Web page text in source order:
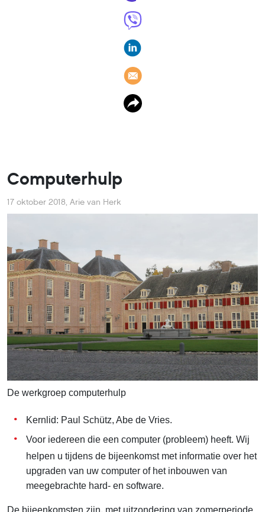
Computerhulp
17 oktober 2018, Arie van Herk
De werkgroep computerhulp
Kernlid: Paul Schütz, Abe de Vries.
Voor iedereen die een computer (probleem) heeft. Wij
helpen u tijdens de bijeenkomst met informatie over het
upgraden van uw computer of het inbouwen van
meegebrachte hard- en software.
De bijeenkomsten zijn, met uitzondering van zomerperiode